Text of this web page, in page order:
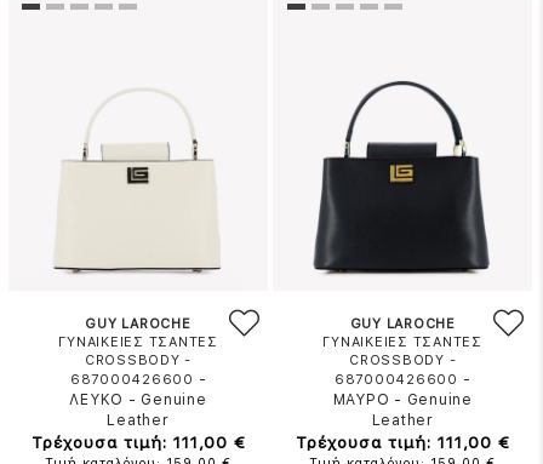
GUY LAROCHE
ΓΥΝΑΙΚΕΙΕΣ ΤΣΑΝΤΕΣ
CROSSBODY -
687000426600 -
ΛΕΥΚΟ - Genuine
Leather
Τρέχουσα τιμή: 111,00 €
GUY LAROCHE
ΓΥΝΑΙΚΕΙΕΣ ΤΣΑΝΤΕΣ
CROSSBODY -
687000426600 -
ΜΑΥΡΟ - Genuine
Leather
Τρέχουσα τιμή: 111,00 €